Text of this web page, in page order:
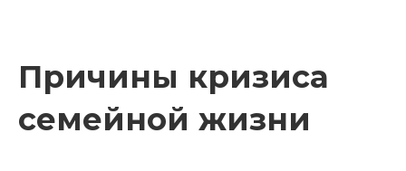
Причины кризиса
семейной жизни